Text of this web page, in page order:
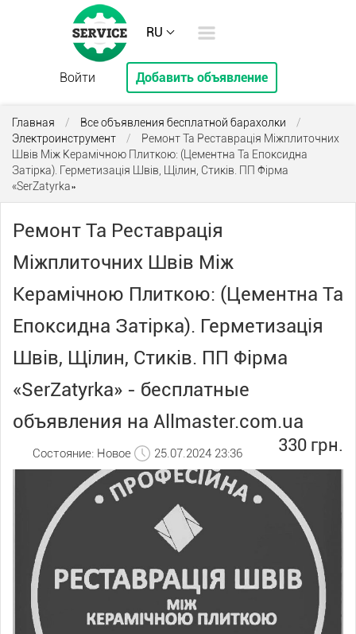
RU
Войти Добавить объявление
Главная / Все объявления бесплатной барахолки
/
Электроинструмент
/
Ремонт Та Реставрація Міжплиточних
Швів Між Керамічною Плиткою: (Цементна Та Епоксидна
Затірка). Герметизація Швів, Щілин, Стиків. ПП Фірма
«SerZatyrka»
Ремонт Та Реставрація
Міжплиточних Швів Між
Керамічною Плиткою: (Цементна Та
Епоксидна Затірка). Герметизація
Швів, Щілин, Стиків. ПП Фірма
«SerZatyrka» - бесплатные
объявления на Allmaster.com.ua
330 грн.
Состояние: Новое 25.07.2024 23:36